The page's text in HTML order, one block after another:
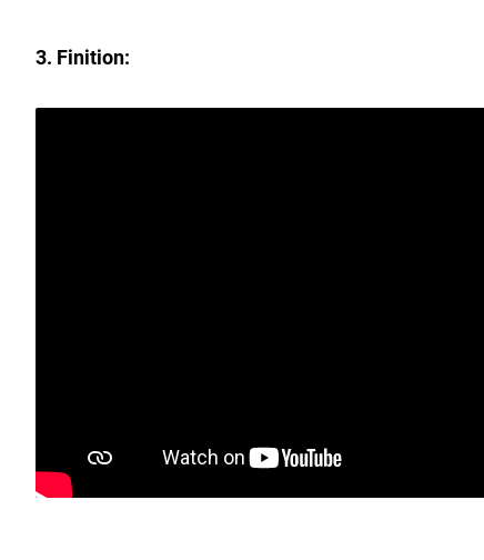
3. Finition: